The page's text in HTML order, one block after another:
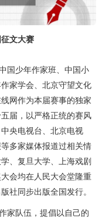
文大赛
国少年作家班、中国小
家学会、北京守望文化
网作为本届赛事的独家
届，以严格正统的赛风
央电视台、北京电视
多家媒体报道过相关情
、复旦大学、上海戏剧
会均在人民大会堂隆重
社同步出版全国发行。
家队伍，提倡以自己的